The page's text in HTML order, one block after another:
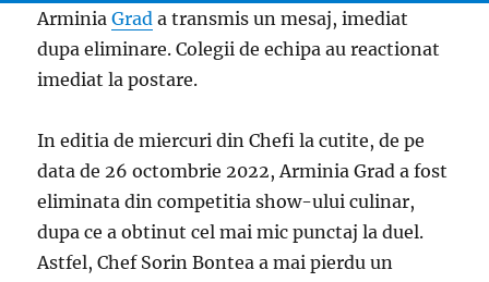
ArminiaGrad a transmis un mesaj, imediat
dupa eliminare. Colegii de echipa au reactionat
imediat la postare.
In editia de miercuri din Chefi la cutite, de pe
data de 26 octombrie 2022, Arminia Grad a fost
eliminata din competitia show-ului culinar,
dupa ce a obtinut cel mai mic punctaj la duel.
Astfel, Chef Sorin Bontea a mai pierdu un